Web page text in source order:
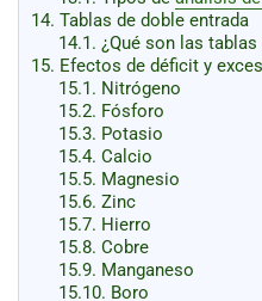
14. Tablas de doble entrada
14.1. ¿Qué son las
15. Efectos de déficit y
15.1. Nitrógeno
15.2. Fósforo
15.3. Potasio
15.4. Calcio
15.5. Magnesio
15.6. Zinc
15.7. Hierro
15.8. Cobre
15.9. Manganeso
15.10. Boro